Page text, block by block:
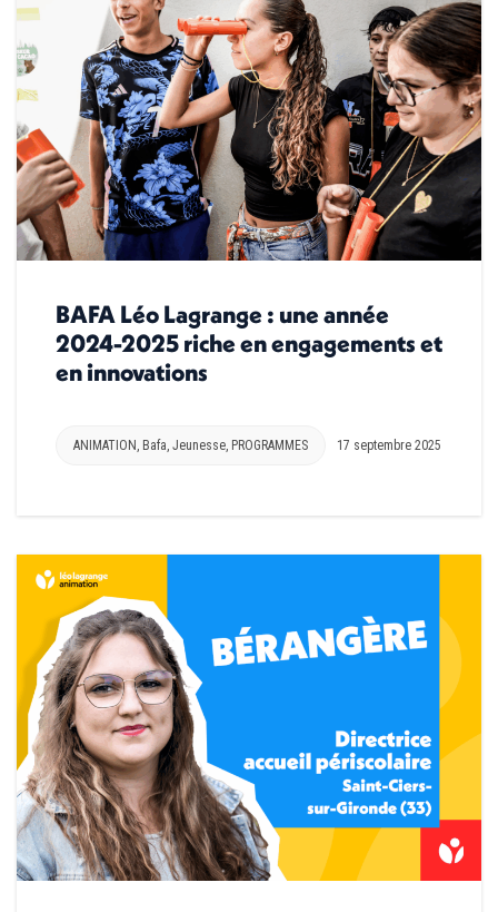
BAFA Léo Lagrange : une année
2024-2025 riche en engagements et
en innovations
ANIMATION , Bafa, Jeunesse, PROGRAMMES 17 septembre 2025